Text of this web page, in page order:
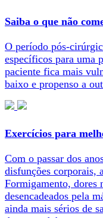
Saiba o que não
O período pós-
específicos para uma
paciente fica mais
baixo e propenso a
Exercícios para
Com o passar dos
disfunções corporais,
Formigamento, dores
desencadeados pela
ainda mais sérios de